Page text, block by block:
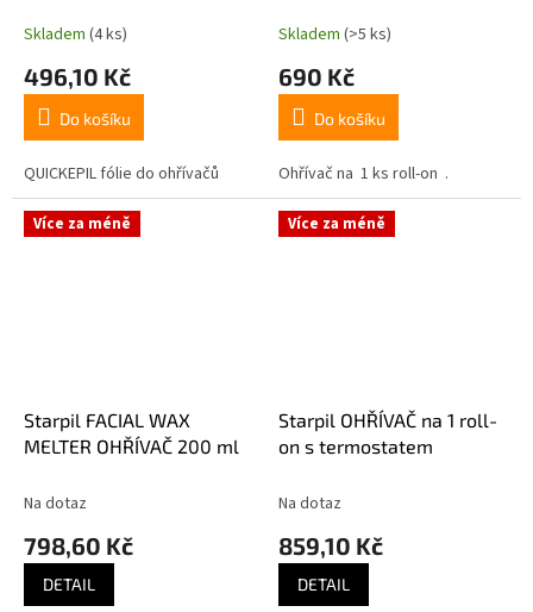
Skladem (4 ks)
496,10 Kč
Do košíku
QUICKEPIL fólie do ohřívačů
Skladem (>5 ks)
690 Kč
Do košíku
Ohřívač na 1 ks roll-on .
Více za méně
Starpil FACIAL WAX
MELTER OHŘÍVAČ 200 ml
Na dotaz
798,60 Kč
DETAIL
Více za méně
Starpil OHŘÍVAČ na 1 roll-
on s termostatem
Na dotaz
859,10 Kč
DETAIL